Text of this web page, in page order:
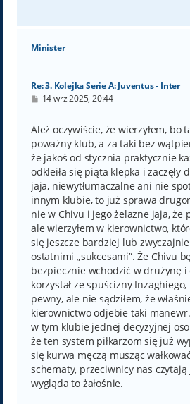
Minister
Re: 3. Kolejka Serie A: Juventus - Inter
P
t
14 wrz 2025, 20:44
Ależ oczywiście, że wierzyłem, bo
poważny klub, a za taki bez
że jakoś od stycznia praktycznie
odkleiła się piąta klepka i zaczęły
jaja, niewytłumaczalne ani nie
innym klubie, to już sprawa
nie w Chivu i jego żelazne jaja, że
ale wierzyłem w kierownictwo,
się jeszcze bardziej lub zwyczajnie
ostatnimi „sukcesami”. Że Chivu
bezpiecznie wchodzić w drużynę
korzystał ze spuścizny
pewny, ale nie sądziłem, że
kierownictwo odjebie taki
w tym klubie jednej decyzyjnej
że ten system piłkarzom się już
się kurwa męczą musząc
schematy, przeciwnicy nas
wygląda to żałośnie.